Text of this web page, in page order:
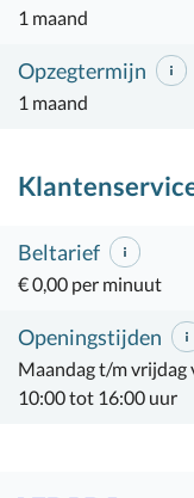
1 maand
Opzegtermijn
1 maand
Beltarief
€ 0,00 per minuut
Openingstijden
Maandag t/m vrijdag
10:00 tot 16:00 uur